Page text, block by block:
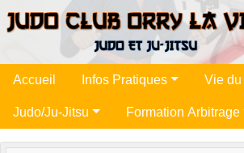
Accueil Infos Pratiques Vie du
Judo/Ju-Jitsu Formation Arbitrage
Panneau de gestion des cookies